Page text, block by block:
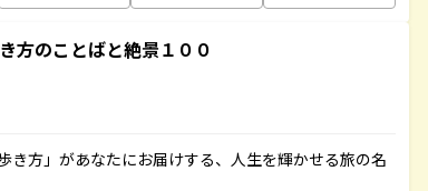
方のことばと絶景１００
き方」があなたにお届けする、人生を輝かせる旅の名